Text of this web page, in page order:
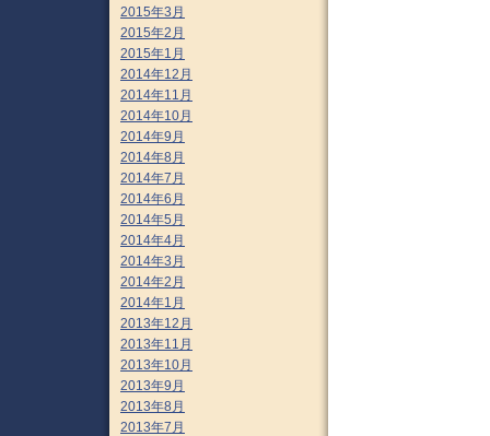
2015年3月
2015年2月
2015年1月
2014年12月
2014年11月
2014年10月
2014年9月
2014年8月
2014年7月
2014年6月
2014年5月
2014年4月
2014年3月
2014年2月
2014年1月
2013年12月
2013年11月
2013年10月
2013年9月
2013年8月
2013年7月